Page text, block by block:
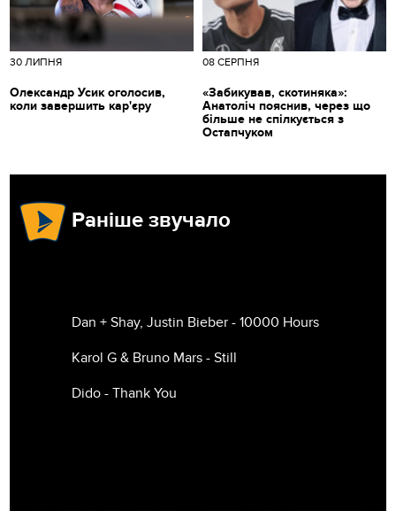
30 ЛИПНЯ
Олександр Усик оголосив,
коли завершить кар'єру
08 СЕРПНЯ
«Забикував, скотиняка»:
Анатоліч пояснив, через що
більше не спілкується з
Остапчуком
Раніше звучало
Dan + Shay, Justin Bieber - 10000 Hours
Karol G & Bruno Mars - Still
Dido - Thank You